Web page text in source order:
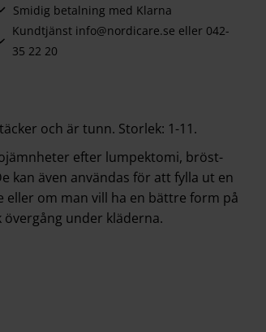
Smidig betalning med Klarna
Kundtjänst info@nordicare.se eller 042-
35 22 20
och är tunn. Storlek: 1-11.
efter lumpektomi, bröst-
kan även användas för att fylla ut en
om man vill ha en bättre form på
under kläderna.